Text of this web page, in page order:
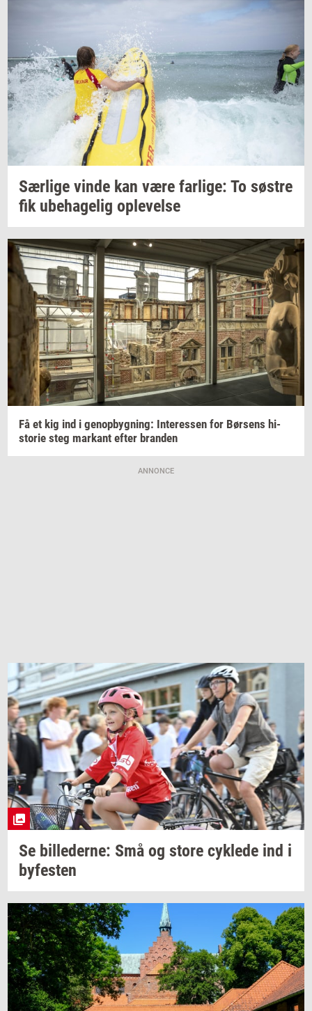
Sær­li­ge vinde kan være far­li­ge: To sø­stre
fik ube­ha­ge­lig op­le­vel­se
Få et kig ind i genop­byg­ning: In­ter­es­sen for Bør­sens hi­
sto­rie steg mar­kant efter bran­den
ANNONCE
Se bil­le­der­ne: Små og store cyk­le­de ind i
by­fe­sten